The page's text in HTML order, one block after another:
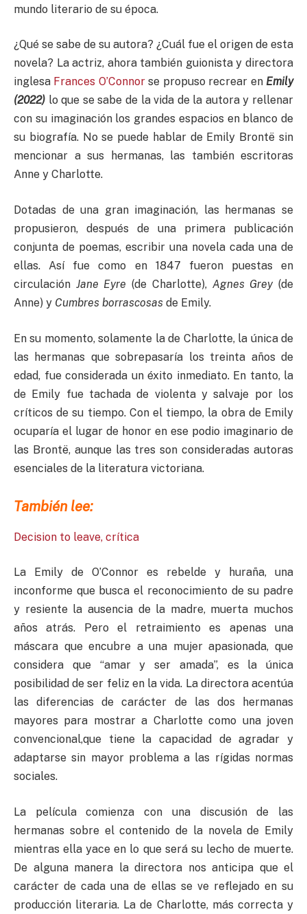
mundo literario de su época.
¿Qué se sabe de su autora? ¿Cuál fue el origen de esta
novela? La actriz, ahora también guionista y directora
inglesa Frances O’Connorse propuso recrear en Emily
(2022) lo que se sabe de la vida de la autora y rellenar
con su imaginación los grandes espacios en blanco de
su biografía. No se puede hablar de Emily Brontë sin
mencionar a sus hermanas, las también escritoras
Anne y Charlotte.
Dotadas de una gran imaginación, las hermanas se
propusieron, después de una primera publicación
conjunta de poemas, escribir una novela cada una de
ellas. Así fue como en 1847 fueron puestas en
circulación Jane Eyre (de Charlotte), Agnes Grey(de
Anne) y Cumbres borrascosas de Emily.
En su momento, solamente la de Charlotte, la única de
las hermanas que sobrepasaría los treinta años de
edad, fue considerada un éxito inmediato. En tanto, la
de Emily fue tachada de violenta y salvaje por los
críticos de su tiempo. Con el tiempo, la obra de Emily
ocuparía el lugar de honor en ese podio imaginario de
las Brontë, aunque las tres son consideradas autoras
esenciales de la literatura victoriana.
También lee:
Decision to leave, crítica
La Emily de O’Connor es rebelde y huraña, una
inconforme que busca el reconocimiento de su padre
y resiente la ausencia de la madre, muerta muchos
años atrás. Pero el retraimiento es apenas una
máscara que encubre a una mujer apasionada, que
considera que “amar y ser amada”, es la única
posibilidad de ser feliz en la vida. La directora acentúa
las diferencias de carácter de las dos hermanas
mayores para mostrar a Charlotte como una joven
convencional,que tiene la capacidad de agradar y
adaptarse sin mayor problema a las rígidas normas
sociales.
La película comienza con una discusión de las
hermanas sobre el contenido de la novela de Emily
mientras ella yace en lo que será su lecho de muerte.
De alguna manera la directora nos anticipa que el
carácter de cada una de ellas se ve reflejado en su
producción literaria. La de Charlotte, más correcta y